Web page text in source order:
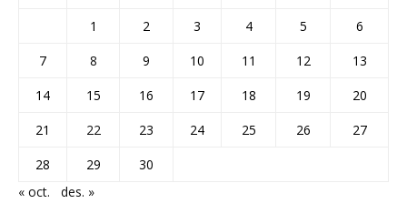
1 2 3 4 5
6
7
8 9 10 11 12
13
14
15 16 17 18 19
20
21
22 23 24 25 26
27
28
29
30
« oct.
des. »